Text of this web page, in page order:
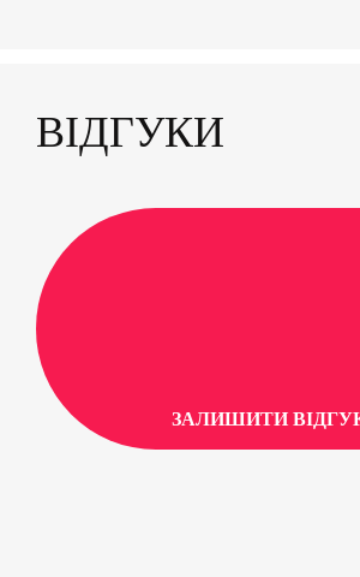
ВІДГУКИ
ЗАЛИШИТИ